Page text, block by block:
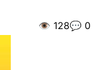
👁️ 128💬 0